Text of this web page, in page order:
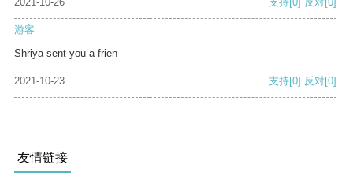
游客
Shriya sent you a frien
2021-10-23 支持[0] 反对[0]
友情链接